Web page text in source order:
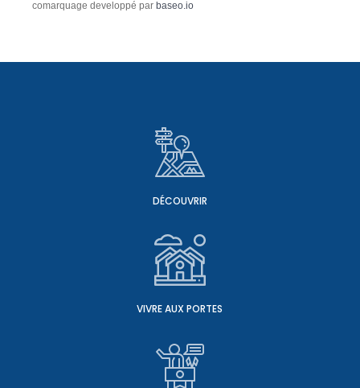
comarquage developpé par baseo.io
DÉCOUVRIR
VIVRE AUX PORTES